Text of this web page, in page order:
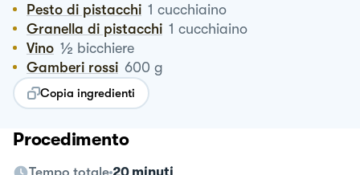
Pesto di pistacchi 1 cucchiaino
Granella di pistacchi 1 cucchiaino
Vino ½ bicchiere
Gamberi rossi 600 g
Copia ingredienti
Procedimento
Tempo totale 20 minuti